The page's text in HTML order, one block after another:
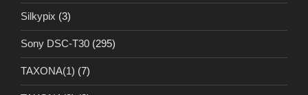
Silkypix (3)
Sony DSC-T30 (295)
TAXONA(1) (7)